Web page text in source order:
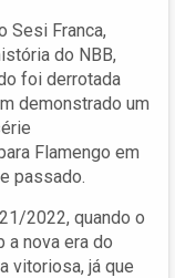
Sesi Franca,
do NBB,
foi derrotada
demonstrado um
Flamengo em
passado.
2022, quando o
nova era do
vitoriosa, já que